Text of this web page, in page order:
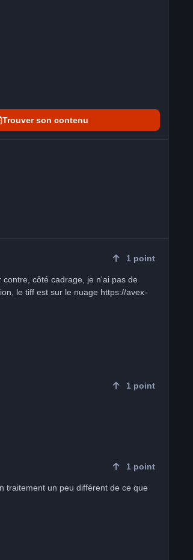
Trouver son contenu
1 point
1 point
1 point